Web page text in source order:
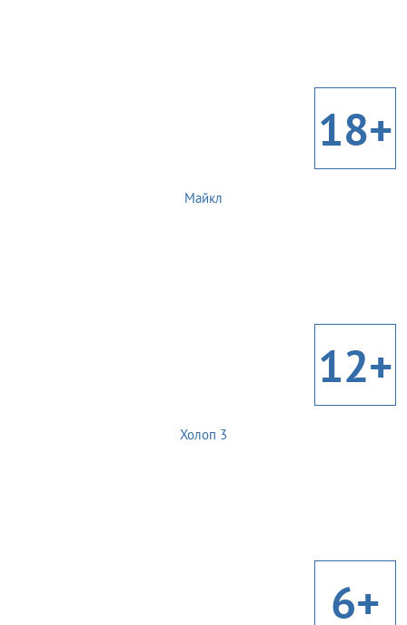
18+
Майкл
12+
Холоп 3
6+